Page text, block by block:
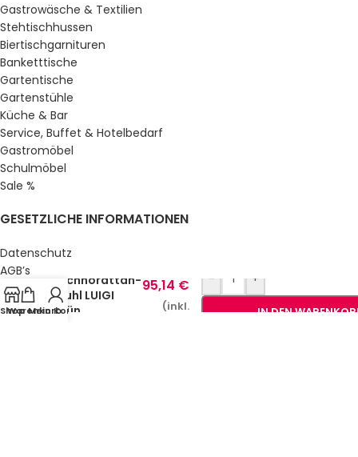
Gastrowäsche & Textilien
Stehtischhussen
Biertischgarnituren
Banketttische
Gartentische
Gartenstühle
Küche & Bar
Service, Buffet & Hotelbedarf
Gastromöbel
Schulmöbel
Sale %
GESETZLICHE INFORMATIONEN
Datenschutz
AGB’s
Impressum
Sitemap
Shop
Warenkorb
Mein Konto
Technorattan-
Stuhl LUIGI
Grün
95,14 €
(inkl.
- +
IN DEN